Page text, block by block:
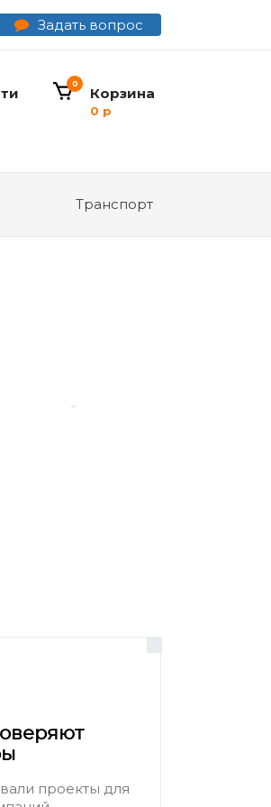
Задать вопрос
Корзина
0
0 р
Транспорт
подробная
на официальной
его днищем вверх.
проекты для